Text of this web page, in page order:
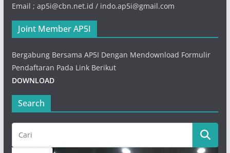
Email ; ap5i@cbn.net.id / indo.ap5i@gmail.com
Joint Member AP5I
Bergabung Bersama AP5I Dengan Mendownload Formulir
Pendaftaran Pada Link Berikut
DOWNLOAD
Search